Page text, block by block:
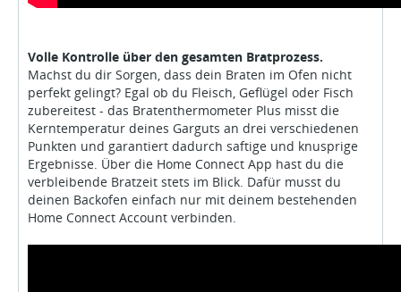
Volle Kontrolle über den gesamten Bratprozess.
Machst du dir Sorgen, dass dein Braten im Ofen nicht
perfekt gelingt? Egal ob du Fleisch, Geflügel oder Fisch
zubereitest - das Bratenthermometer Plus misst die
Kerntemperatur deines Garguts an drei verschiedenen
Punkten und garantiert dadurch saftige und knusprige
Ergebnisse. Über die Home Connect App hast du die
verbleibende Bratzeit stets im Blick. Dafür musst du
deinen Backofen einfach nur mit deinem bestehenden
Home Connect Account verbinden.